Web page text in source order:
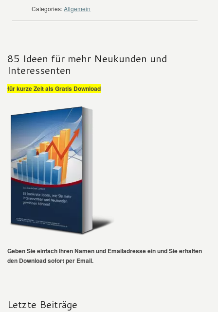
Categories: Allgemein
85 Ideen für mehr Neukunden und
Interessenten
für kurze Zeit als Gratis Download
Geben Sie einfach Ihren Namen und Emailadresse ein und Sie erhalten
den Download sofort per Email.
Letzte Beiträge